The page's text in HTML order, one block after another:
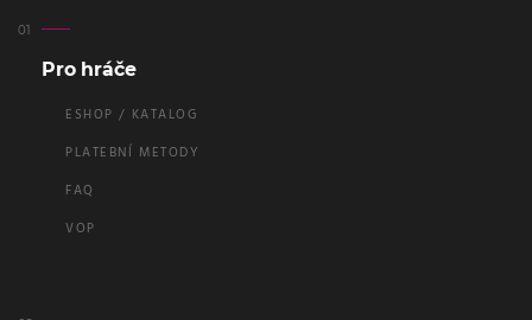
Pro hráče
ESHOP / KATALOG
PLATEBNÍ METODY
FAQ
VOP